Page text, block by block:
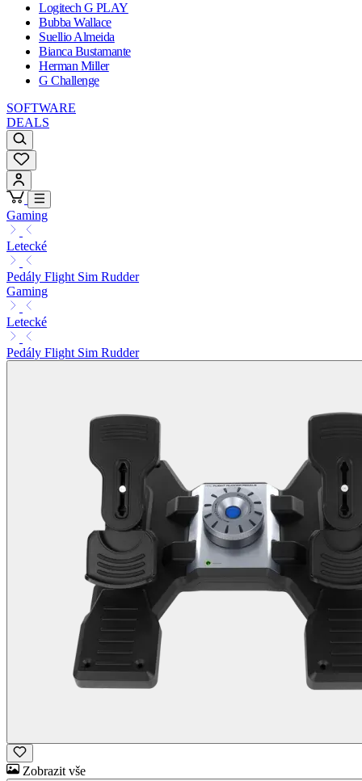
Logitech G PLAY
Bubba Wallace
Suellio Almeida
Bianca Bustamante
Herman Miller
G Challenge
SOFTWARE
DEALS
Gaming
Letecké
Pedály Flight Sim Rudder
Gaming
Letecké
Pedály Flight Sim Rudder
Zobrazit vše